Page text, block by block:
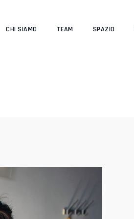
CHI SIAMO TEAM SPAZIO